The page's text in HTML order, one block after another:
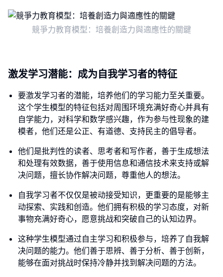
競爭力教育模型：培養創造力與適應性的關鍵
激发学习潜能：成为自我学习者的特征
要激发学习者的潜能，培养他们的学习能力至关重要。
这个学生模型的特征包括对周围环境充满好奇心并具有
自学能力，对科学和数学感兴趣，作为参与性现象的建
模者，他们还是公正、有道德、支持民主的倡导者。
他们是批判性的读者、思考者和写作者，善于生成想法
和处理有效数据，善于使用信息和通信技术来支持或解
决问题，擅长协作解决问题，尊重他人的想法。
自我学习者不仅仅是被动接受知识，更重要的是能够主
动探索、实践和创造。他们拥有积极的学习态度，对新
事物充满好奇心，愿意挑战和突破自己的认知边界。
这种学生模型通过自主学习和积极参与，培养了自我解
决问题的能力。他们善于思辨、善于分析、善于创新，
能够在面对挑战时保持冷静并找到解决问题的方法。